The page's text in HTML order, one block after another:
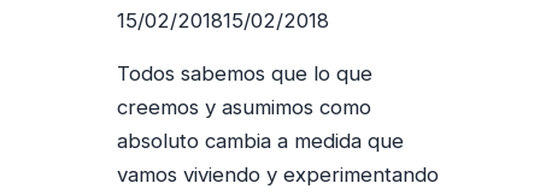
15/02/201815/02/2018
Todos sabemos que lo que
creemos y asumimos como
absoluto cambia a medida que
vamos viviendo y experimentando